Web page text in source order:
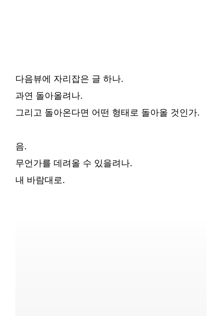
다음뷰에 자리잡은 글 하나.
과연 돌아올려나.
그리고 돌아온다면 어떤 형태로 돌아올 것인가.
음.
무언가를 데려올 수 있을려나.
내 바람대로.